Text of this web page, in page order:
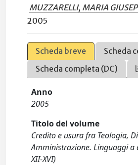
MUZZARELLI, MARIA
2005
Scheda breve
Scheda
Scheda completa (DC)
Anno
2005
Titolo del volume
Credito e usura fra Teologia,
Amministrazione. Linguaggi a
XII-XVI)